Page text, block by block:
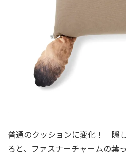
普通のクッションに変化！ 隠
ろと、ファスナーチャームの葉